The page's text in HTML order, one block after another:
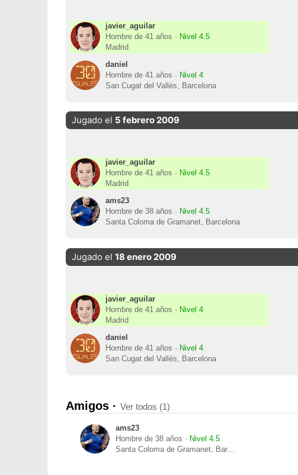
javier_aguilar
Hombre de 41 años · Nivel 4.5
Madrid
daniel
Hombre de 41 años · Nivel 4
San Cugat del Vallés, Barcelona
Jugado el 5 febrero 2009
javier_aguilar
Hombre de 41 años · Nivel 4.5
Madrid
ams23
Hombre de 38 años · Nivel 4.5
Santa Coloma de Gramanet, Barcelona
Jugado el 18 enero 2009
javier_aguilar
Hombre de 41 años · Nivel 4
Madrid
daniel
Hombre de 41 años · Nivel 4
San Cugat del Vallés, Barcelona
Amigos · Ver todos (1)
ams23
Hombre de 38 años · Nivel 4.5
Santa Coloma de Gramanet, Barcelona